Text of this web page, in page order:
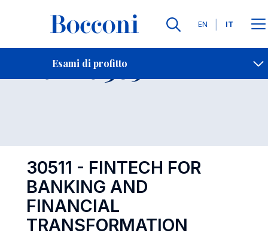
Lingue
EN IT
Esami di profitto
Contatti
Esame 30511 Open
30511 - FINTECH FOR
BANKING AND
FINANCIAL
TRANSFORMATION